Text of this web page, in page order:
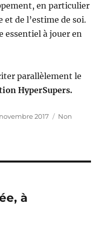
en particulier
et de l’estime de soi.
essentiel à jouer en
parallèlement le
HyperSupers.
2017 Catégories
Non
à